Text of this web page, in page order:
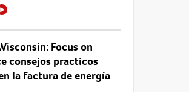
Focus on
consejos practicos
la factura de energía